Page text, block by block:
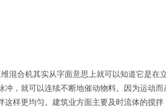
合机其实从字面意思上就可以知道它是在
，就可以连续不断地催动物料。因为运动
样更均匀。建筑业方面主要及时流体的搅